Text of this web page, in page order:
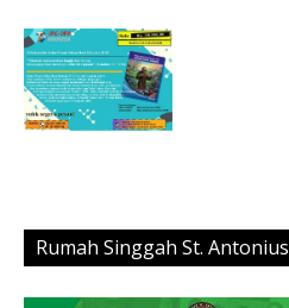
Rumah Singgah St. Antonius